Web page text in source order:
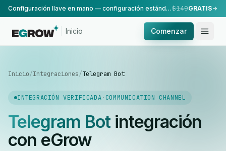
Configuración llave en mano — configuración estándar, realizada por nuestro equipo.$149GRATIS
Inicio Comenzar
Inicio/Integraciones/Telegram Bot
INTEGRACIÓN VERIFICADA·COMMUNICATION CHANNEL
Telegram Botintegración
con eGrow